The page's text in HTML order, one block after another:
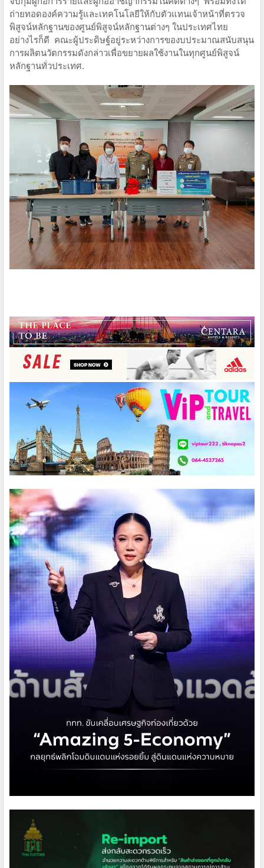
ถ่ายทอดองค์ความรู้และเทคโนโลยีให้กับตัวแทนเจ้าหน้าที่ตรวจ
พิสูจน์หลักฐานของศูนย์พิสูจน์หลักฐานต่างๆ ในประเทศไทย
อย่างไรก็ดี คณะผู้ประดิษฐ์อยู่ระหว่างการของบประมาณสนับสนุน
การผลิตนวัตกรรมดังกล่าวเพื่อขยายผลใช้งานในทุกศูนย์พิสูจน์
หลักฐานทั่วประเทศ.